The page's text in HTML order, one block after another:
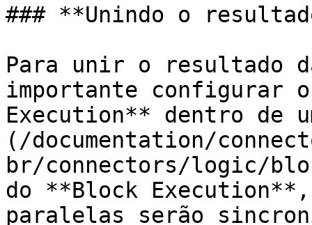
### **Unindo o
Para unir o resultado
importante configurar
Execution** dentro de
(/documentation/
br/connectors/logic/
do **Block
paralelas serão